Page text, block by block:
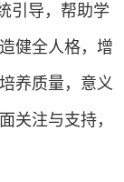
引导，帮助学
健全人格，增
养质量，意义
关注与支持，